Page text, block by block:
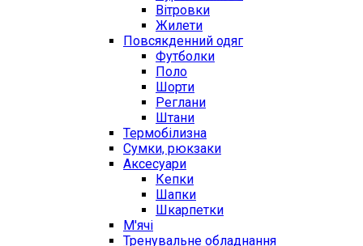
Вітровки
Жилети
Повсякденний одяг
Футболки
Поло
Шорти
Реглани
Штани
Термобілизна
Сумки, рюкзаки
Аксесуари
Кепки
Шапки
Шкарпетки
М'ячі
Тренувальне обладнання